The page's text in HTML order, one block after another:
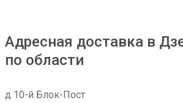
Адресная доставка в
по области
д 10-й Блок-Пост